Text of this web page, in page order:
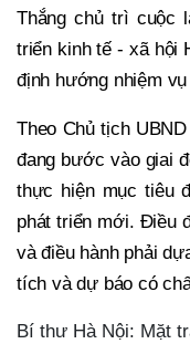
Thắng chủ trì cuộc
triển kinh tế - xã hội
định hướng nhiệm
Theo Chủ tịch
đang bước vào giai
thực hiện mục tiêu
phát triển mới. Điều
và điều hành phải
tích và dự báo có
Bí thư Hà Nội: Mặt